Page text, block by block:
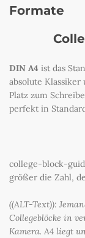
Formate
DIN A4 ist das
absolute
Platz zum
perfekt in
college-block-
größer die Zahl,
((ALT-Text)):
Collegeblöcke in
Kamera. A4 liegt